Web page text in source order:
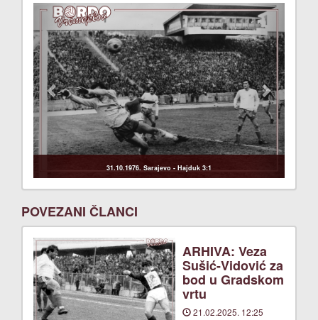
31.10.1976. Sarajevo - Hajduk 3:1
Previous Next
POVEZANI ČLANCI
ARHIVA: Veza
Sušić-Vidović za
bod u Gradskom
vrtu
21.02.2025. 12:25